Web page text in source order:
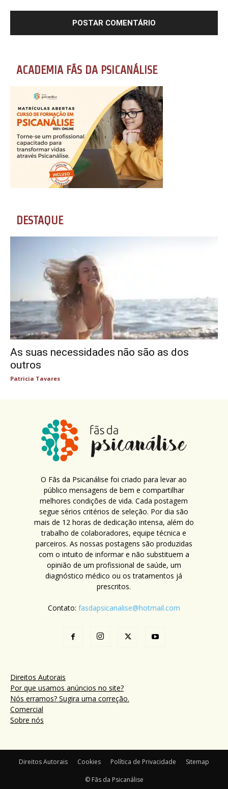
ACADEMIA FÃS DA PSICANÁLISE
DESTAQUE
As suas necessidades não são as dos
outros
Patricia Tavares
O Fãs da Psicanálise foi criado para levar ao
público mensagens de bem e compartilhar
melhores condições de vida. Cada postagem
segue sérios critérios de seleção. Por dia são
mais de 12 horas de dedicação intensa, além do
trabalho de colaboradores, equipe técnica e
parceiros. As nossas postagens são produzidas
com o intuito de informar e não substituem a
opinião de um profissional de saúde, um
diagnóstico médico ou os tratamentos já
prescritos.
Contato: fasdapsicanalise@hotmail.com
Direitos Autorais
Por que usamos anúncios no site?
Nós erramos? Sugira uma correção.
Comercial
Sobre nós
Direitos Autorais Cookies Política de Privacidade Sitemap
© Fãs da Psicanálise